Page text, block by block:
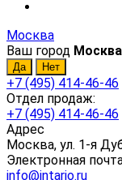
Москва
Ваш город Москва
+7 (495) 414-46-46
Отдел продаж:
+7 (495) 414-46-46
Адрес
Москва, ул. 1-я
Электронная
info@intario.ru